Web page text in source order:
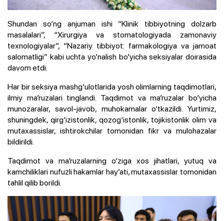
Shundan so‘ng anjuman ishi “Klinik tibbiyotning dolzarb
masalalari”, “Xirurgiya va stomatologiyada zamonaviy
texnologiyalar”, “Nazariy tibbiyot: farmakologiya va jamoat
salomatligi” kabi uchta yo‘nalish bo‘yicha seksiyalar doirasida
davom etdi.
Har bir seksiya mashg‘ulotlarida yosh olimlarning taqdimotlari,
ilmiy ma’ruzalari tinglandi. Taqdimot va ma’ruzalar bo‘yicha
munozaralar, savol-javob, muhokamalar o‘tkazildi. Yurtimiz,
shuningdek, qirg‘izistonlik, qozog‘istonlik, tojikistonlik olim va
mutaxassislar, ishtirokchilar tomonidan fikr va mulohazalar
bildirildi.
Taqdimot va ma’ruzalarning o‘ziga xos jihatlari, yutuq va
kamchiliklari nufuzli hakamlar hay’ati, mutaxassislar tomonidan
tahlil qilib borildi.